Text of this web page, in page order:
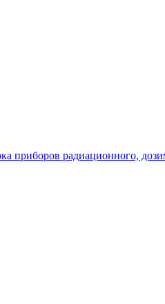
приборов радиационного,